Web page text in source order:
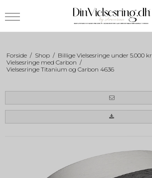
Forside / Shop / Billige Vielsesringe under 5.000 kr.
Vielsesringe med Carbon /
Vielsesringe Titanium og Carbon 4636